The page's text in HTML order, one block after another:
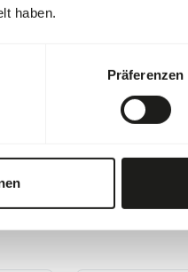
haben.
Präferenzen